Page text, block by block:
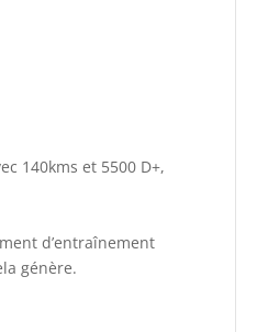
140kms et 5500 D+,
d’entraînement
génère.